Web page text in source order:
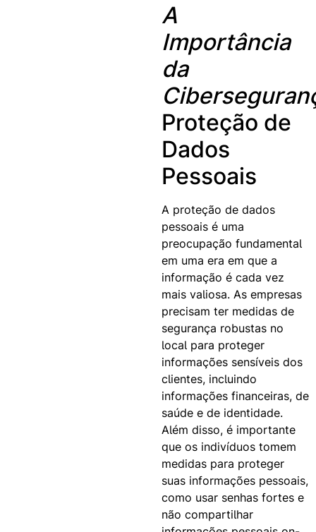
A
Importância
da
Proteção de
Dados
Pessoais
A proteção de dados
pessoais é uma
preocupação fundamental
em uma era em que a
informação é cada vez
mais valiosa. As empresas
precisam ter medidas de
segurança robustas no
local para proteger
informações sensíveis dos
clientes, incluindo
informações financeiras, de
saúde e de identidade.
Além disso, é importante
que os indivíduos tomem
medidas para proteger
suas informações pessoais,
como usar senhas fortes e
não compartilhar